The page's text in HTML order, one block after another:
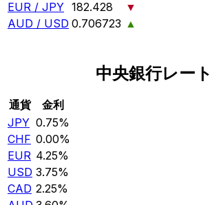
EUR / JPY 182.428
▼
AUD / USD 0.706723 ▲
中央銀行レート
通貨
金利
JPY 0.75%
CHF 0.00%
EUR 4.25%
USD 3.75%
CAD 2.25%